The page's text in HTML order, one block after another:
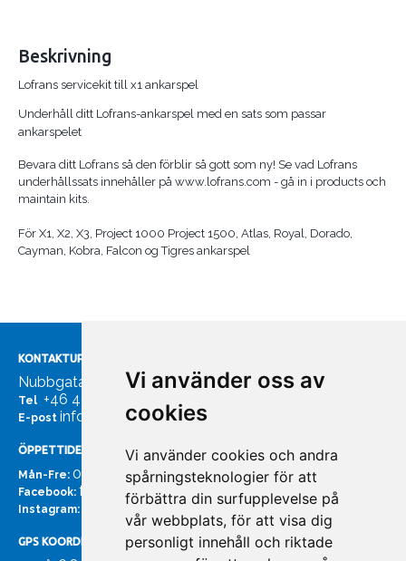
Vi använder oss av
cookies
Vi använder cookies och andra
spårningsteknologier för att
förbättra din surfupplevelse på
vår webbplats, för att visa dig
personligt innehåll och riktade
Beskrivning
Lofrans servicekit till x1 ankarspel
Underhåll ditt Lofrans-ankarspel med en sats som passar
ankarspelet
Bevara ditt Lofrans så den förblir så gott som ny! Se vad Lofrans
underhållssats innehåller på www.lofrans.com - gå in i products och
maintain kits.
För X1, X2, X3, Project 1000 Project 1500, Atlas, Royal, Dorado,
Cayman, Kobra, Falcon og Tigres ankarspel
KONTAKTUPPGIFTER
Nubbgatan 7, 211 24 Malmö
Tel +46 40185561
E-post info@bachmans.se
ÖPPETTIDER
Mån-Fre: 07:00 - 16:00
Facebook: facebook.com/bachmans.se
Instagram: instagram.com/bachmans.se
GPS KOORDINATER